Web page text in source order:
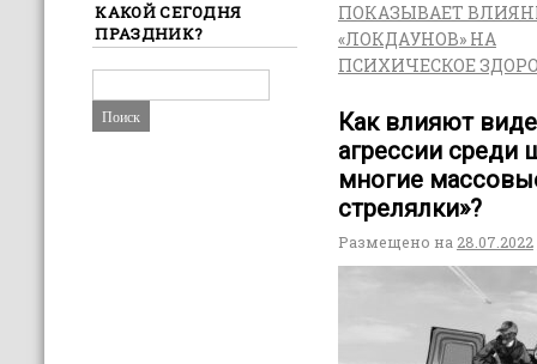
ПОКАЗЫВАЕТ
«ЛОКДАУНОВ» НА
ПСИХИЧЕСКОЕ
Как влияют
агрессии среди
многие
стрелялки»?
Размещено на 28.07.2022
КАКОЙ СЕГОДНЯ
ПРАЗДНИК?